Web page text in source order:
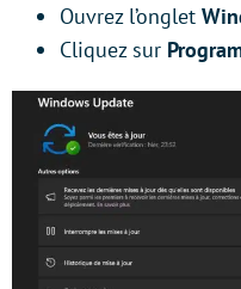
Ouvrez l’onglet
Cliquez sur